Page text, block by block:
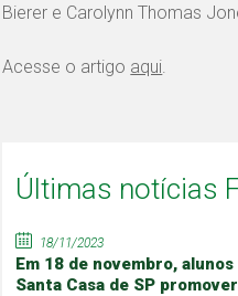
Bierer e Carolynn Thomas
Acesse o artigo aqui.
Últimas notícias
18/11/2023
Em 18 de novembro,
Santa Casa de SP